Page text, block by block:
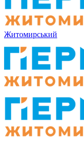
Житомирський